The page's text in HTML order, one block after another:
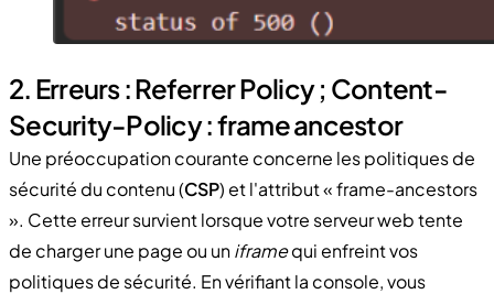
2. Erreurs : Referrer Policy ; Content-
Security-Policy : frame ancestor
Une préoccupation courante concerne les politiques de
sécurité du contenu (CSP) et l'attribut « frame-ancestors
». Cette erreur survient lorsque votre serveur web tente
de charger une page ou uniframequi enfreint vos
politiques de sécurité. En vérifiant la console, vous